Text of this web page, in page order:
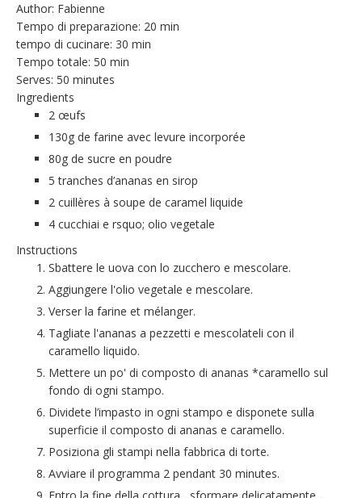
Author: Fabienne
Tempo di preparazione: 20 min
tempo di cucinare: 30 min
Tempo totale: 50 min
Serves: 50 minutes
Ingredients
2 œufs
130g de farine avec levure incorporée
80g de sucre en poudre
5tranches d’ananas en sirop
2 cuillères à soupe de caramel liquide
4 cucchiai e rsquo; olio vegetale
Instructions
Sbattere le uova con lo zucchero e mescolare.
Aggiungere l'olio vegetale e mescolare.
Verser la farine et mélanger.
Tagliate l'ananas a pezzetti e mescolateli con il
caramello liquido.
Mettere un po' di composto di ananas *caramello sul
fondo di ogni stampo.
Dividete l’impasto in ogni stampo e disponete sulla
superficie il composto di ananas e caramello.
Posiziona gli stampi nella fabbrica di torte.
Avviare il programma 2 pendant 30 minutes.